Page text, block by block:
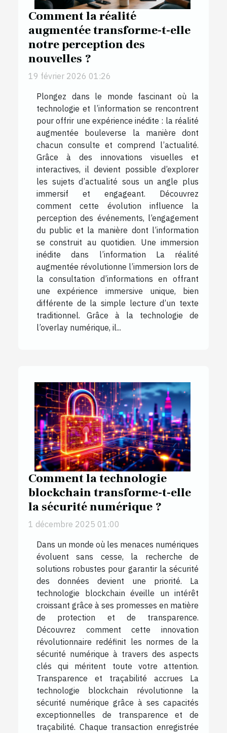
Comment la réalité
augmentée transforme-t-elle
notre perception des
nouvelles ?
19 février 2026 01:26
Plongez dans le monde fascinant où la
technologie et l’information se rencontrent
pour offrir une expérience inédite : la réalité
augmentée bouleverse la manière dont
chacun consulte et comprend l’actualité.
Grâce à des innovations visuelles et
interactives, il devient possible d’explorer
les sujets d’actualité sous un angle plus
immersif et engageant. Découvrez
comment cette évolution influence la
perception des événements, l’engagement
du public et la manière dont l’information
se construit au quotidien. Une immersion
inédite dans l’information La réalité
augmentée révolutionne l’immersion lors de
la consultation d’informations en offrant
une expérience immersive unique, bien
différente de la simple lecture d’un texte
traditionnel. Grâce à la technologie de
l’overlay numérique, il...
Comment la technologie
blockchain transforme-t-elle
la sécurité numérique ?
1 décembre 2025 01:00
Dans un monde où les menaces numériques
évoluent sans cesse, la recherche de
solutions robustes pour garantir la sécurité
des données devient une priorité. La
technologie blockchain éveille un intérêt
croissant grâce à ses promesses en matière
de protection et de transparence.
Découvrez comment cette innovation
révolutionnaire redéfinit les normes de la
sécurité numérique à travers des aspects
clés qui méritent toute votre attention.
Transparence et traçabilité accrues La
technologie blockchain révolutionne la
sécurité numérique grâce à ses capacités
exceptionnelles de transparence et de
traçabilité. Chaque transaction enregistrée